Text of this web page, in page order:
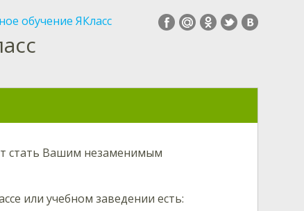
обучение ЯКласс
стать Вашим незаменимым
или учебном заведении есть: